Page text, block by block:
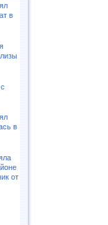
в
в
от